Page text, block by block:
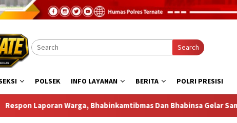
Search
POLSEK INFO LAYANAN BERITA POLRI PRESISI
Dan Bhabinsa Gelar Sambang di Bastiong Talangame